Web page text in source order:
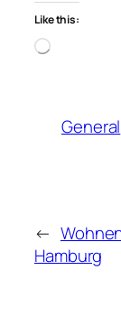
Like this:
Loading…
General
←
Hamburg